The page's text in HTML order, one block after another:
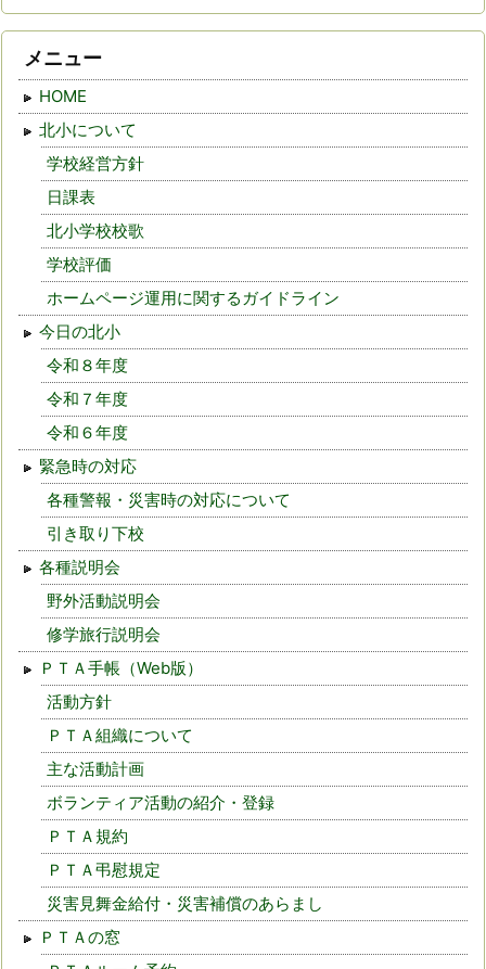
メニュー
HOME
北小について
学校経営方針
日課表
北小学校校歌
学校評価
ホームページ運用に関するガイドライン
今日の北小
令和８年度
令和７年度
令和６年度
緊急時の対応
各種警報・災害時の対応について
引き取り下校
各種説明会
野外活動説明会
修学旅行説明会
ＰＴＡ手帳（Web版）
活動方針
ＰＴＡ組織について
主な活動計画
ボランティア活動の紹介・登録
ＰＴＡ規約
ＰＴＡ弔慰規定
災害見舞金給付・災害補償のあらまし
ＰＴＡの窓